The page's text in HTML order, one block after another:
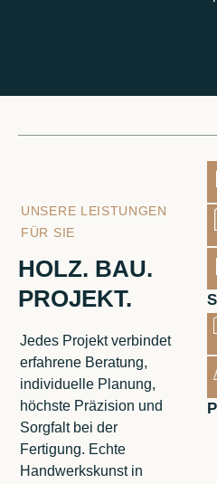
UNSERE LEISTUNGEN
FÜR SIE
HOLZ. BAU.
PROJEKT.
Jedes Projekt verbindet
erfahrene Beratung,
individuelle Planung,
höchste Präzision und
Sorgfalt bei der
Fertigung. Echte
Handwerkskunst in